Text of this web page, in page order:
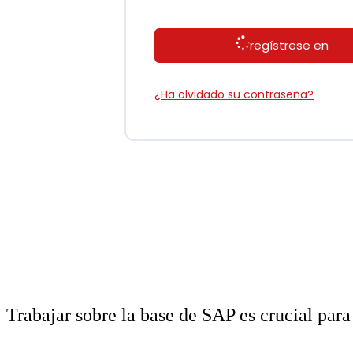
regístrese en
¿Ha olvidado su contraseña?
Trabajar sobre la base de SAP es crucial